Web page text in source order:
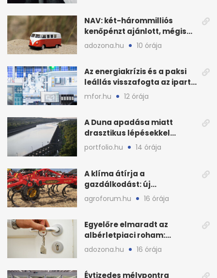
NAV: két-hárommilliós
kenőpénzt ajánlott, mégis
lefoglalták a hamis árut
adozona.hu 10 órája
Az energiakrízis és a paksi
leállás visszafogta az ipart,
nyáron kisebb a kár
mfor.hu 12 órája
A Duna apadása miatt
drasztikus lépésekkel
védenék a cernavodăi
atomerőművet
portfolio.hu 14 órája
A klíma átírja a
gazdálkodást: új
megoldásokat keres a
mezőgazdaság
agroforum.hu 16 órája
Egyelőre elmaradt az
albérletpiaci roham:
ennyibe kerülnek a kiadó
adozona.hu 16 órája
Évtizedes mélypontra